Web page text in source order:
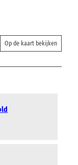
Op de kaart bekijken